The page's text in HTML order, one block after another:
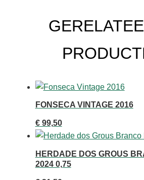
FONSECA VINTAGE 2016
€99,50
HERDADE DOS GROUS
2024 0,75